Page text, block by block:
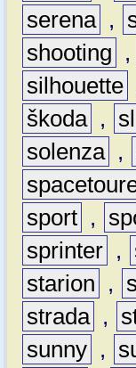
serena ,
shooting
,
silhouette
škoda , sl
solenza ,
sport ,
sprinter ,
starion
,
strada ,
sunny ,